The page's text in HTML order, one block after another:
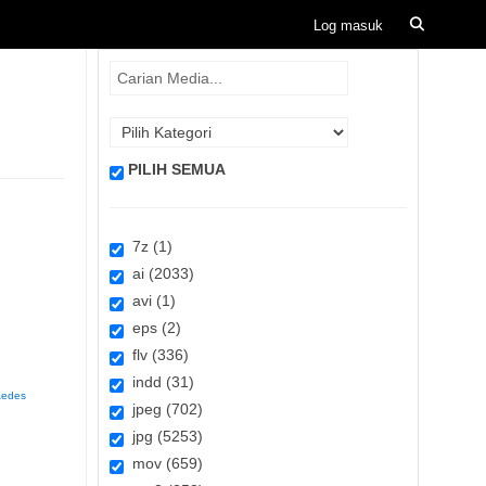
PILIH SEMUA
7z (1)
ai (2033)
avi (1)
eps (2)
flv (336)
indd (31)
jpeg (702)
jpg (5253)
mov (659)